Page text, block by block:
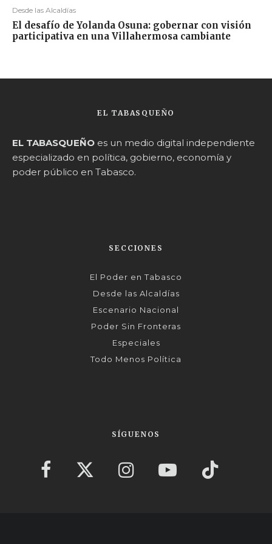
Desde las Alcaldías
El desafío de Yolanda Osuna: gobernar con visión
participativa en una Villahermosa cambiante
EL TABASQUEÑO
EL TABASQUEÑO es un medio digital independiente
especializado en política, gobierno, economía y
poder público en Tabasco.
SECCIONES
El Poder en Tabasco
Desde las Alcaldías
Escenario Nacional
Poder Sin Fronteras
Especiales
Todo Menos Política
SÍGUENOS